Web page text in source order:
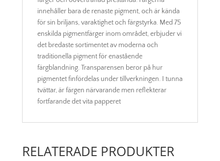
innehåller bara de renaste pigment, och är kända
för sin briljans, varaktighet och färgstyrka. Med 75
enskilda pigmentfärger inom området, erbjuder vi
det bredaste sortimentet av moderna och
traditionella pigment för enastående
färgblandning. Transparensen beror på hur
pigmentet finfördelas under tillverkningen. I tunna
tvättar, är färgen närvarande men reflekterar
fortfarande det vita papperet
RELATERADE PRODUKTER